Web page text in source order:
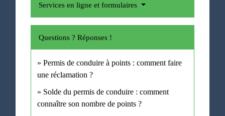
Services en ligne et formulaires
Questions ? Réponses !
Permis de conduire à points : comment faire
une réclamation ?
Solde du permis de conduire : comment
connaître son nombre de points ?